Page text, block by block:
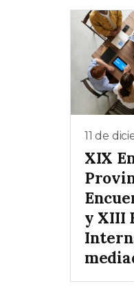
11 de
XIX
y XIII